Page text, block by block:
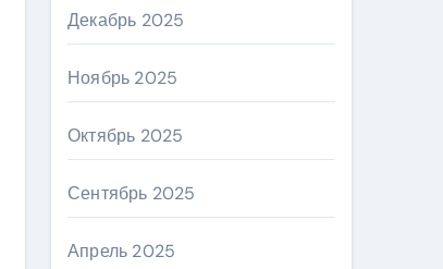
Декабрь 2025
Ноябрь 2025
Октябрь 2025
Сентябрь 2025
Апрель 2025